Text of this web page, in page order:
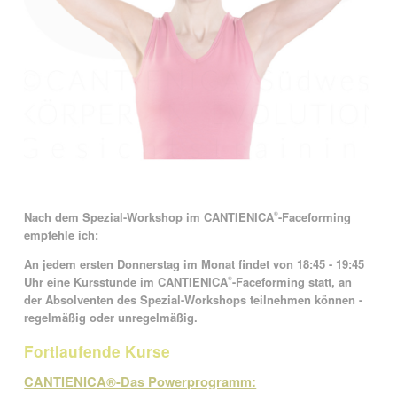
Nach dem Spezial-Workshop imCANTIENICA®-Faceforming
empfehle ich:
An jedem ersten Donnerstag im Monat findet von 18:45 - 19:45
Uhr eine Kursstunde im CANTIENICA®-Faceforming statt, an
der Absolventen des Spezial-Workshops teilnehmen können -
regelmäßig oder unregelmäßig.
Fortlaufende Kurse
CANTIENICA®-Das Powerprogramm: